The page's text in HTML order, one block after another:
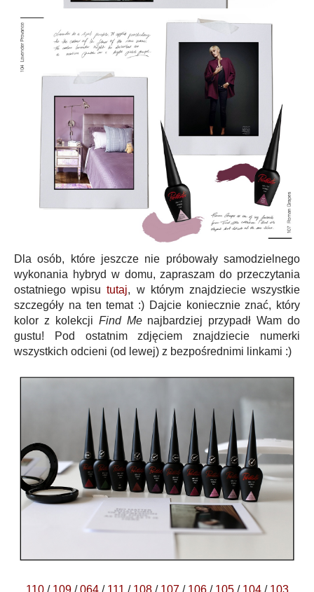
Dla osób, które jeszcze nie próbowały samodzielnego
wykonania hybryd w domu, zapraszam do przeczytania
ostatniego wpisututaj, w którym znajdziecie wszystkie
szczegóły na ten temat :) Dajcie koniecznie znać, który
kolor z kolekcji Find Menajbardziej przypadł Wam do
gustu! Pod ostatnim zdjęciem znajdziecie numerki
wszystkich odcieni (od lewej) z bezpośrednimi linkami :)
110/ 109/064/ 111 / 108/ 107/ 106/ 105/ 104/ 103